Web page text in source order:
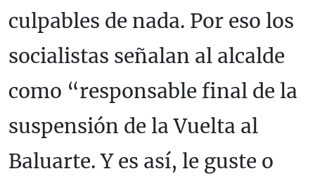
culpables de nada. Por eso los
socialistas señalan al alcalde
como “responsable final de la
suspensión de la Vuelta al
Baluarte. Y es así, le guste o